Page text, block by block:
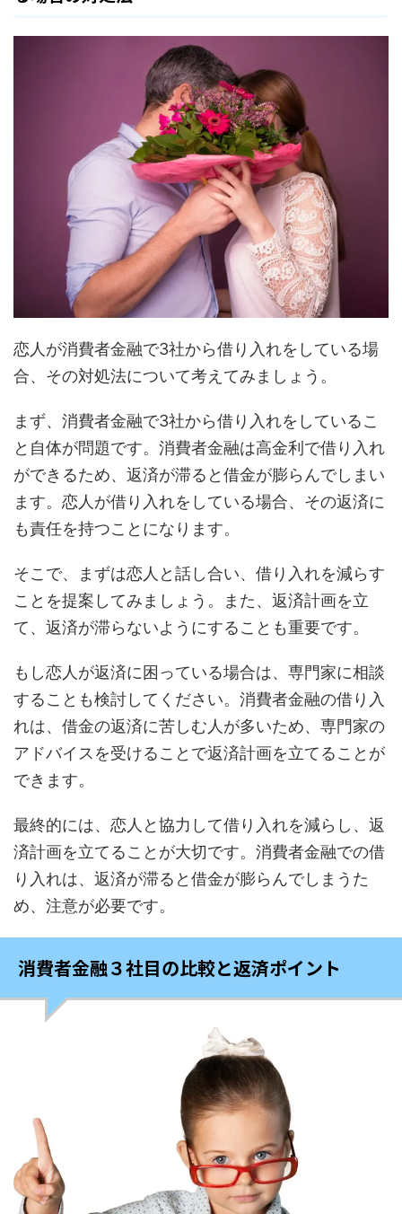
恋人が消費者金融で3社から借り入れをしている場
合、その対処法について考えてみましょう。
まず、消費者金融で3社から借り入れをしているこ
と自体が問題です。消費者金融は高金利で借り入れ
ができるため、返済が滞ると借金が膨らんでしまい
ます。恋人が借り入れをしている場合、その返済に
も責任を持つことになります。
そこで、まずは恋人と話し合い、借り入れを減らす
ことを提案してみましょう。また、返済計画を立
て、返済が滞らないようにすることも重要です。
もし恋人が返済に困っている場合は、専門家に相談
することも検討してください。消費者金融の借り入
れは、借金の返済に苦しむ人が多いため、専門家の
アドバイスを受けることで返済計画を立てることが
できます。
最終的には、恋人と協力して借り入れを減らし、返
済計画を立てることが大切です。消費者金融での借
り入れは、返済が滞ると借金が膨らんでしまうた
め、注意が必要です。
消費者金融３社目の比較と返済ポイント